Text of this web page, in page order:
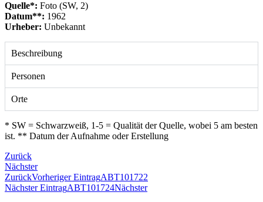
Quelle*: Foto (SW, 2)
Datum**: 1962
Urheber: Unbekannt
Beschreibung
Personen
Orte
* SW = Schwarzweiß, 1-5 = Qualität der Quelle, wobei 5 am besten
ist. ** Datum der Aufnahme oder Erstellung
Zurück
Nächster
ZurückVorheriger EintragABT101722
Nächster EintragABT101724Nächster